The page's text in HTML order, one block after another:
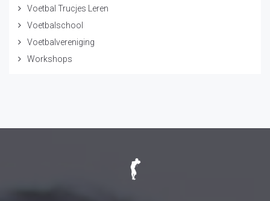
Voetbal Trucjes Leren
Voetbalschool
Voetbalvereniging
Workshops